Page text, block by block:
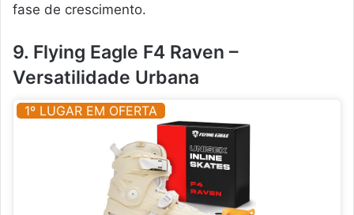
fase de crescimento.
9. Flying Eagle F4 Raven –
Versatilidade Urbana
1º LUGAR EM OFERTA